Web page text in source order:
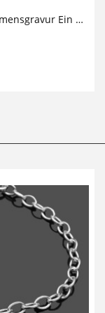
I HEART YOU MINI Herzanhänger mit Namensgravur Ein Herz, auf das zwei Namen geprägt werden, ist an einem Karabiner befestigt. Gerne kann...